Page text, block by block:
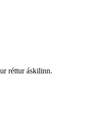
réttur áskilinn.